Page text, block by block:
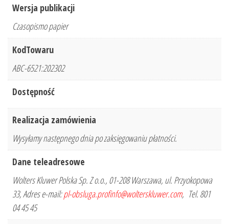
Wersja publikacji
Czasopismo papier
KodTowaru
ABC-6521:202302
Dostępność
Realizacja zamówienia
Wysyłamy następnego dnia po zaksięgowaniu płatności.
Dane teleadresowe
Wolters Kluwer Polska Sp. Z o.o., 01-208 Warszawa, ul. Przyokopowa
33, Adres e-mail:pl-obsluga.profinfo@wolterskluwer.com, Tel. 801
04 45 45